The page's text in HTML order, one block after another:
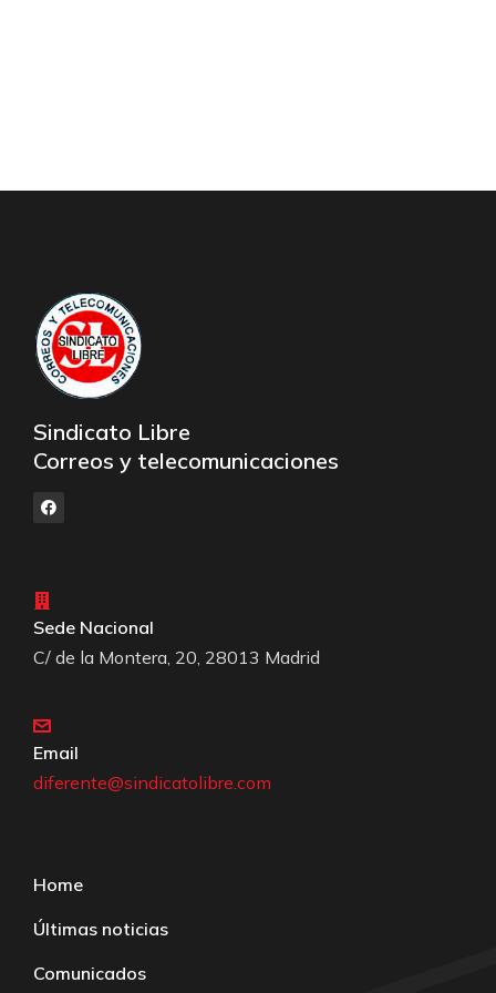
Sindicato Libre
Correos y telecomunicaciones
Sede Nacional
C/ de la Montera, 20, 28013 Madrid
Email
diferente@sindicatolibre.com
Home
Últimas noticias
Comunicados